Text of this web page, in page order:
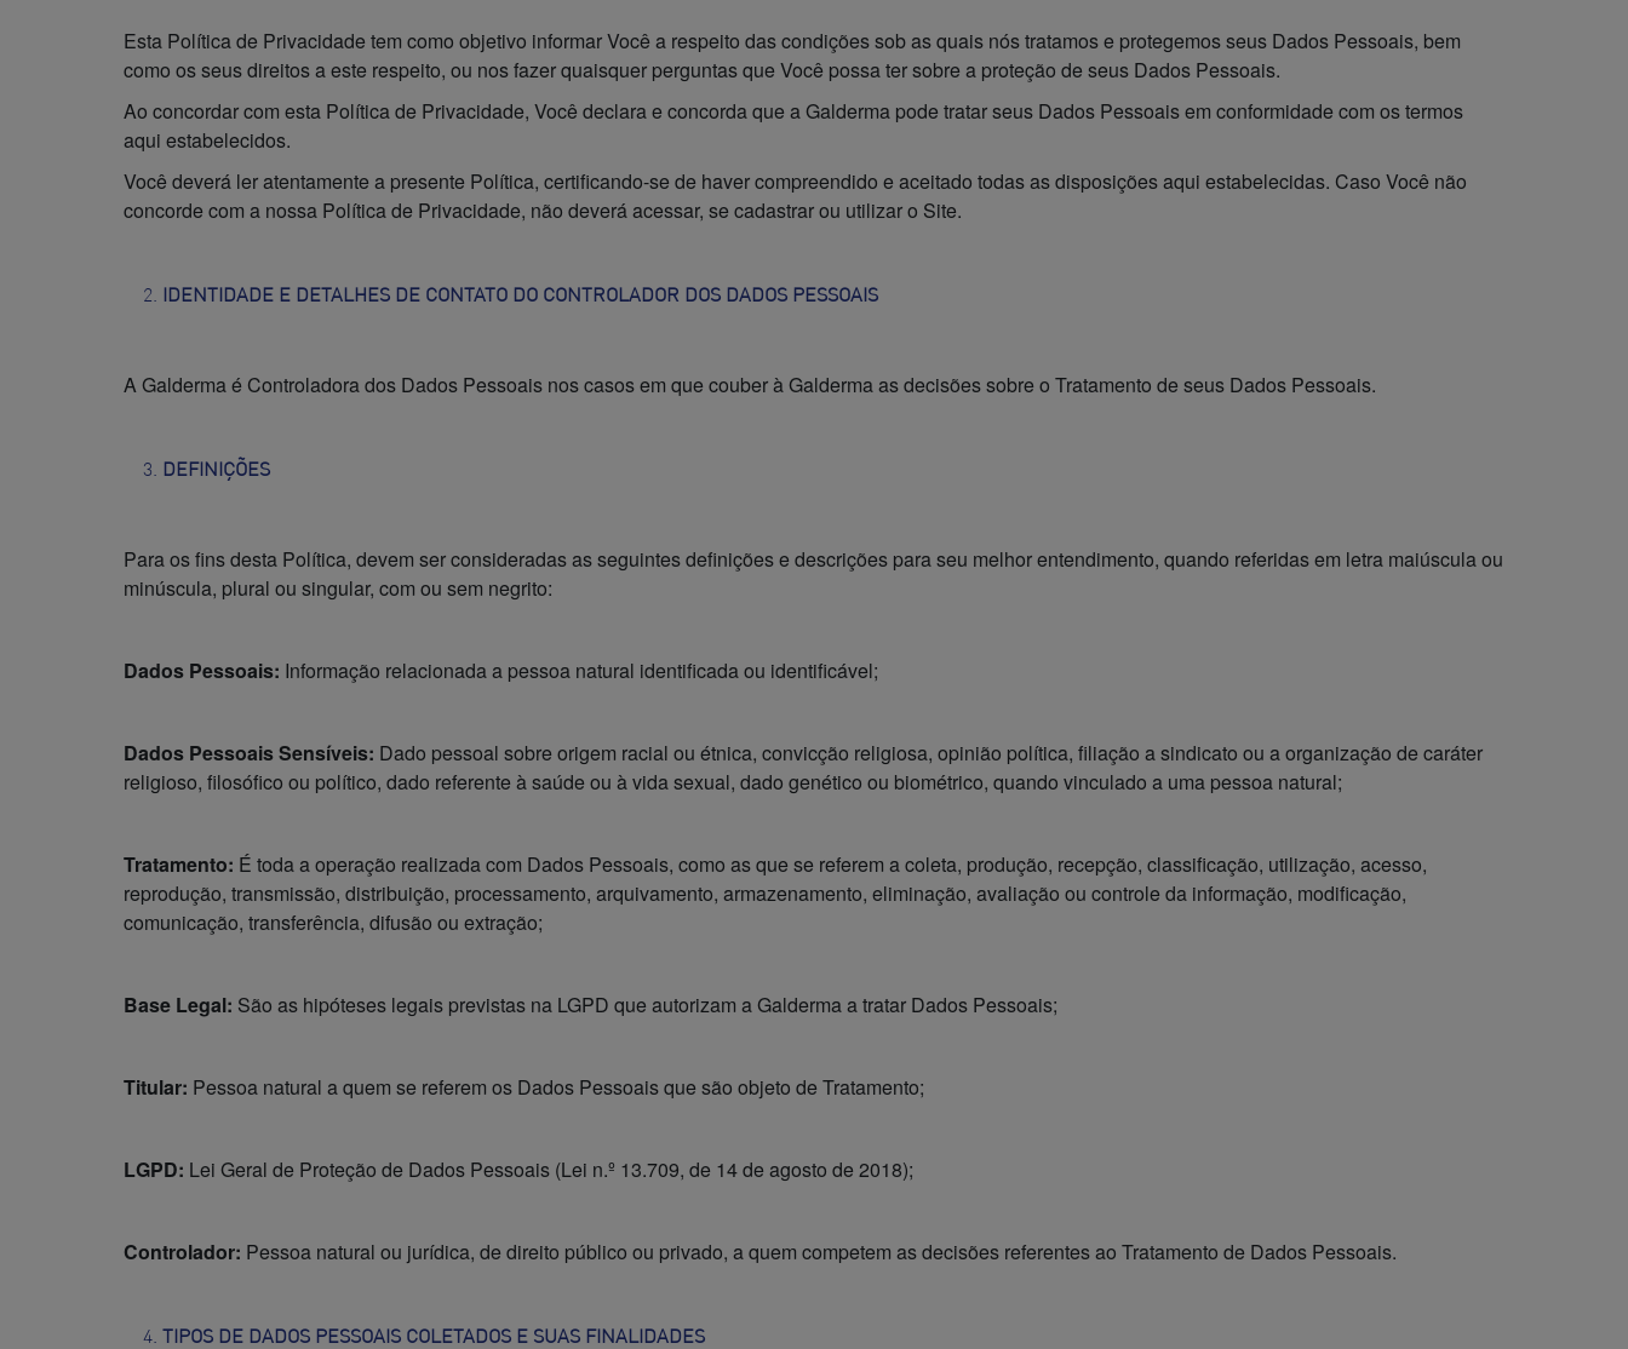
Esta Política de Privacidade tem como objetivo informar Você a respeito das condições sob as quais nós tratamos e protegemos seus Dados Pessoais, bem
como os seus direitos a este respeito, ou nos fazer quaisquer perguntas que Você possa ter sobre a proteção de seus Dados Pessoais.
Ao concordar com esta Política de Privacidade, Você declara e concorda que a Galderma pode tratar seus Dados Pessoais em conformidade com os termos
aqui estabelecidos.
Você deverá ler atentamente a presente Política, certificando-se de haver compreendido e aceitado todas as disposições aqui estabelecidas. Caso Você não
concorde com a nossa Política de Privacidade, não deverá acessar, se cadastrar ou utilizar o Site.
IDENTIDADE E DETALHES DE CONTATO DO CONTROLADOR DOS DADOS PESSOAIS
A Galderma é Controladora dos Dados Pessoais nos casos em que couber à Galderma as decisões sobre o Tratamento de seus Dados Pessoais.
DEFINIÇÕES
Para os fins desta Política, devem ser consideradas as seguintes definições e descrições para seu melhor entendimento, quando referidas em letra maiúscula ou
minúscula, plural ou singular, com ou sem negrito:
Dados Pessoais: Informação relacionada a pessoa natural identificada ou identificável;
Dados Pessoais Sensíveis: Dado pessoal sobre origem racial ou étnica, convicção religiosa, opinião política, filiação a sindicato ou a organização de caráter
religioso, filosófico ou político, dado referente à saúde ou à vida sexual, dado genético ou biométrico, quando vinculado a uma pessoa natural;
Tratamento: É toda a operação realizada com Dados Pessoais, como as que se referem a coleta, produção, recepção, classificação, utilização, acesso,
reprodução, transmissão, distribuição, processamento, arquivamento, armazenamento, eliminação, avaliação ou controle da informação, modificação,
comunicação, transferência, difusão ou extração;
Base Legal: São as hipóteses legais previstas na LGPD que autorizam a Galderma a tratar Dados Pessoais;
Titular: Pessoa natural a quem se referem os Dados Pessoais que são objeto de Tratamento;
LGPD: Lei Geral de Proteção de Dados Pessoais (Lei n.º 13.709, de 14 de agosto de 2018);
Controlador: Pessoa natural ou jurídica, de direito público ou privado, a quem competem as decisões referentes ao Tratamento de Dados Pessoais.
TIPOS DE DADOS PESSOAIS COLETADOS E SUAS FINALIDADES